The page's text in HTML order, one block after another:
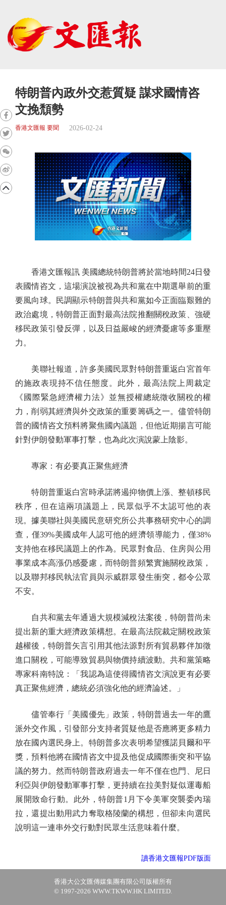
特朗普內政外交惹質疑 謀求國情咨
文挽頹勢
香港文匯報 要聞 2026-02-24
香港文匯報訊 美國總統特朗普將於當地時間24日發
表國情咨文，這場演說被視為共和黨在中期選舉前的重
要風向球。民調顯示特朗普與共和黨如今正面臨艱難的
政治處境，特朗普正面對最高法院推翻關稅政策、強硬
移民政策引發反彈，以及日益嚴峻的經濟憂慮等多重壓
力。
美聯社報道，許多美國民眾對特朗普重返白宮首年
的施政表現持不信任態度。此外，最高法院上周裁定
《國際緊急經濟權力法》並無授權總統徵收關稅的權
力，削弱其經濟與外交政策的重要籌碼之一。儘管特朗
普的國情咨文預料將聚焦國內議題，但他近期揚言可能
針對伊朗發動軍事打擊，也為此次演說蒙上陰影。
專家：有必要真正聚焦經濟
特朗普重返白宮時承諾將遏抑物價上漲、整頓移民
秩序，但在這兩項議題上，民眾似乎不太認可他的表
現。據美聯社與美國民意研究所公共事務研究中心的調
查，僅39%美國成年人認可他的經濟領導能力，僅38%
支持他在移民議題上的作為。民眾對食品、住房與公用
事業成本高漲仍感憂慮，而特朗普頻繁實施關稅政策，
以及聯邦移民執法官員與示威群眾發生衝突，都令公眾
不安。
自共和黨去年通過大規模減稅法案後，特朗普尚未
提出新的重大經濟政策構想。在最高法院裁定關稅政策
越權後，特朗普矢言引用其他法源對所有貿易夥伴加徵
進口關稅，可能導致貿易與物價持續波動。共和黨策略
專家科南特說：「我認為這使得國情咨文演說更有必要
真正聚焦經濟，總統必須強化他的經濟論述。」
儘管奉行「美國優先」政策，特朗普過去一年的鷹
派外交作風，引發部分支持者質疑他是否應將更多精力
放在國內選民身上。特朗普多次表明希望獲諾貝爾和平
獎，預料他將在國情咨文中提及他促成國際衝突和平協
議的努力。然而特朗普政府過去一年不僅在也門、尼日
利亞與伊朗發動軍事打擊，更持續在拉美對疑似運毒船
展開致命行動。此外，特朗普1月下令美軍突襲委內瑞
拉，還提出動用武力奪取格陵蘭的構想，但卻未向選民
說明這一連串外交行動對民眾生活意味着什麼。
讀香港文匯報PDF版面
香港大公文匯傳媒集團有限公司版權所有
© 1997-2026 WWW.TKWW.HK LIMITED.